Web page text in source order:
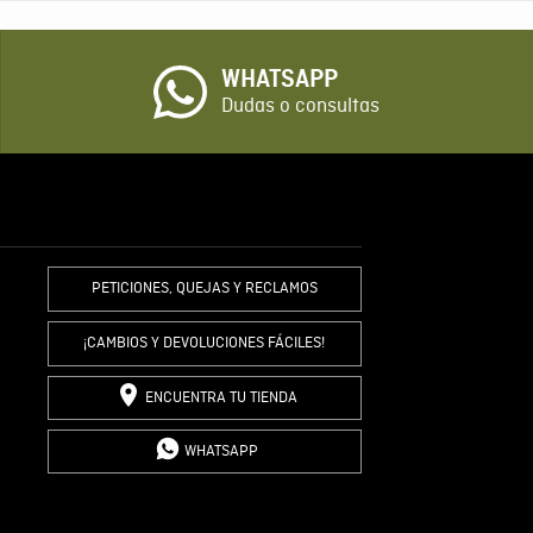
COMENTARIO
WHATSAPP
Dudas o consultas
PETICIONES, QUEJAS Y RECLAMOS
¡CAMBIOS Y DEVOLUCIONES FÁCILES!
ENCUENTRA TU TIENDA
WHATSAPP